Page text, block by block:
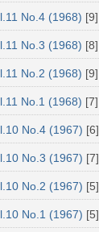
No.4 (1968) [9]
No.3 (1968) [8]
No.2 (1968) [9]
No.1 (1968) [7]
No.4 (1967) [6]
No.3 (1967) [7]
No.2 (1967) [5]
No.1 (1967) [5]